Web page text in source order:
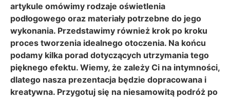
artykule omówimy rodzaje oświetlenia
podłogowego oraz materiały potrzebne do jego
wykonania. Przedstawimy również krok po kroku
proces tworzenia idealnego otoczenia. Na końcu
podamy kilka porad dotyczących utrzymania tego
pięknego efektu. Wiemy, że zależy Ci na intymności,
dlatego nasza prezentacja będzie dopracowana i
kreatywna. Przygotuj się na niesamowitą podróż po